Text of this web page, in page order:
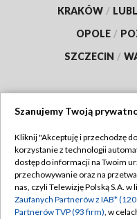
KRAKÓW /
OPOLE /
SZCZECIN /
Abonament TVP
Emisja w TVP
Szanujemy Twoją
Kliknij "Akceptuję i przechodzę
korzystanie z technologii
dostęp do informacji na Twoim
przechowywanie oraz na
nas, czyli Telewizję Polską S.A.
Zaufanych Partnerów z IAB*
Partnerów TVP (93 firm), w